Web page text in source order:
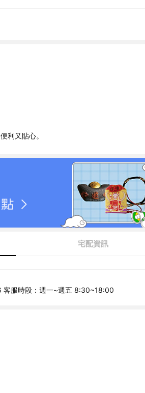
利又貼心。
宅配資訊
服時段：週一~週五 8:30~18:00